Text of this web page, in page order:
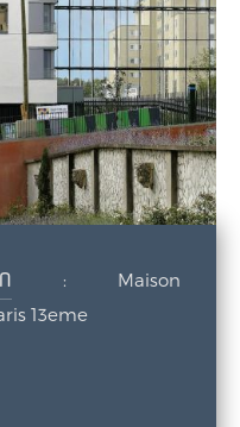
: Maison
13eme